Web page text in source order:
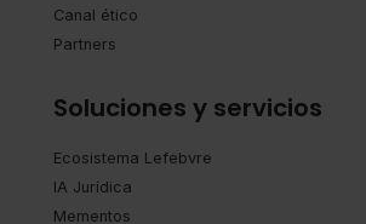
Canal ético
Partners
Soluciones y servicios
Ecosistema Lefebvre
IA Jurídica
Mementos